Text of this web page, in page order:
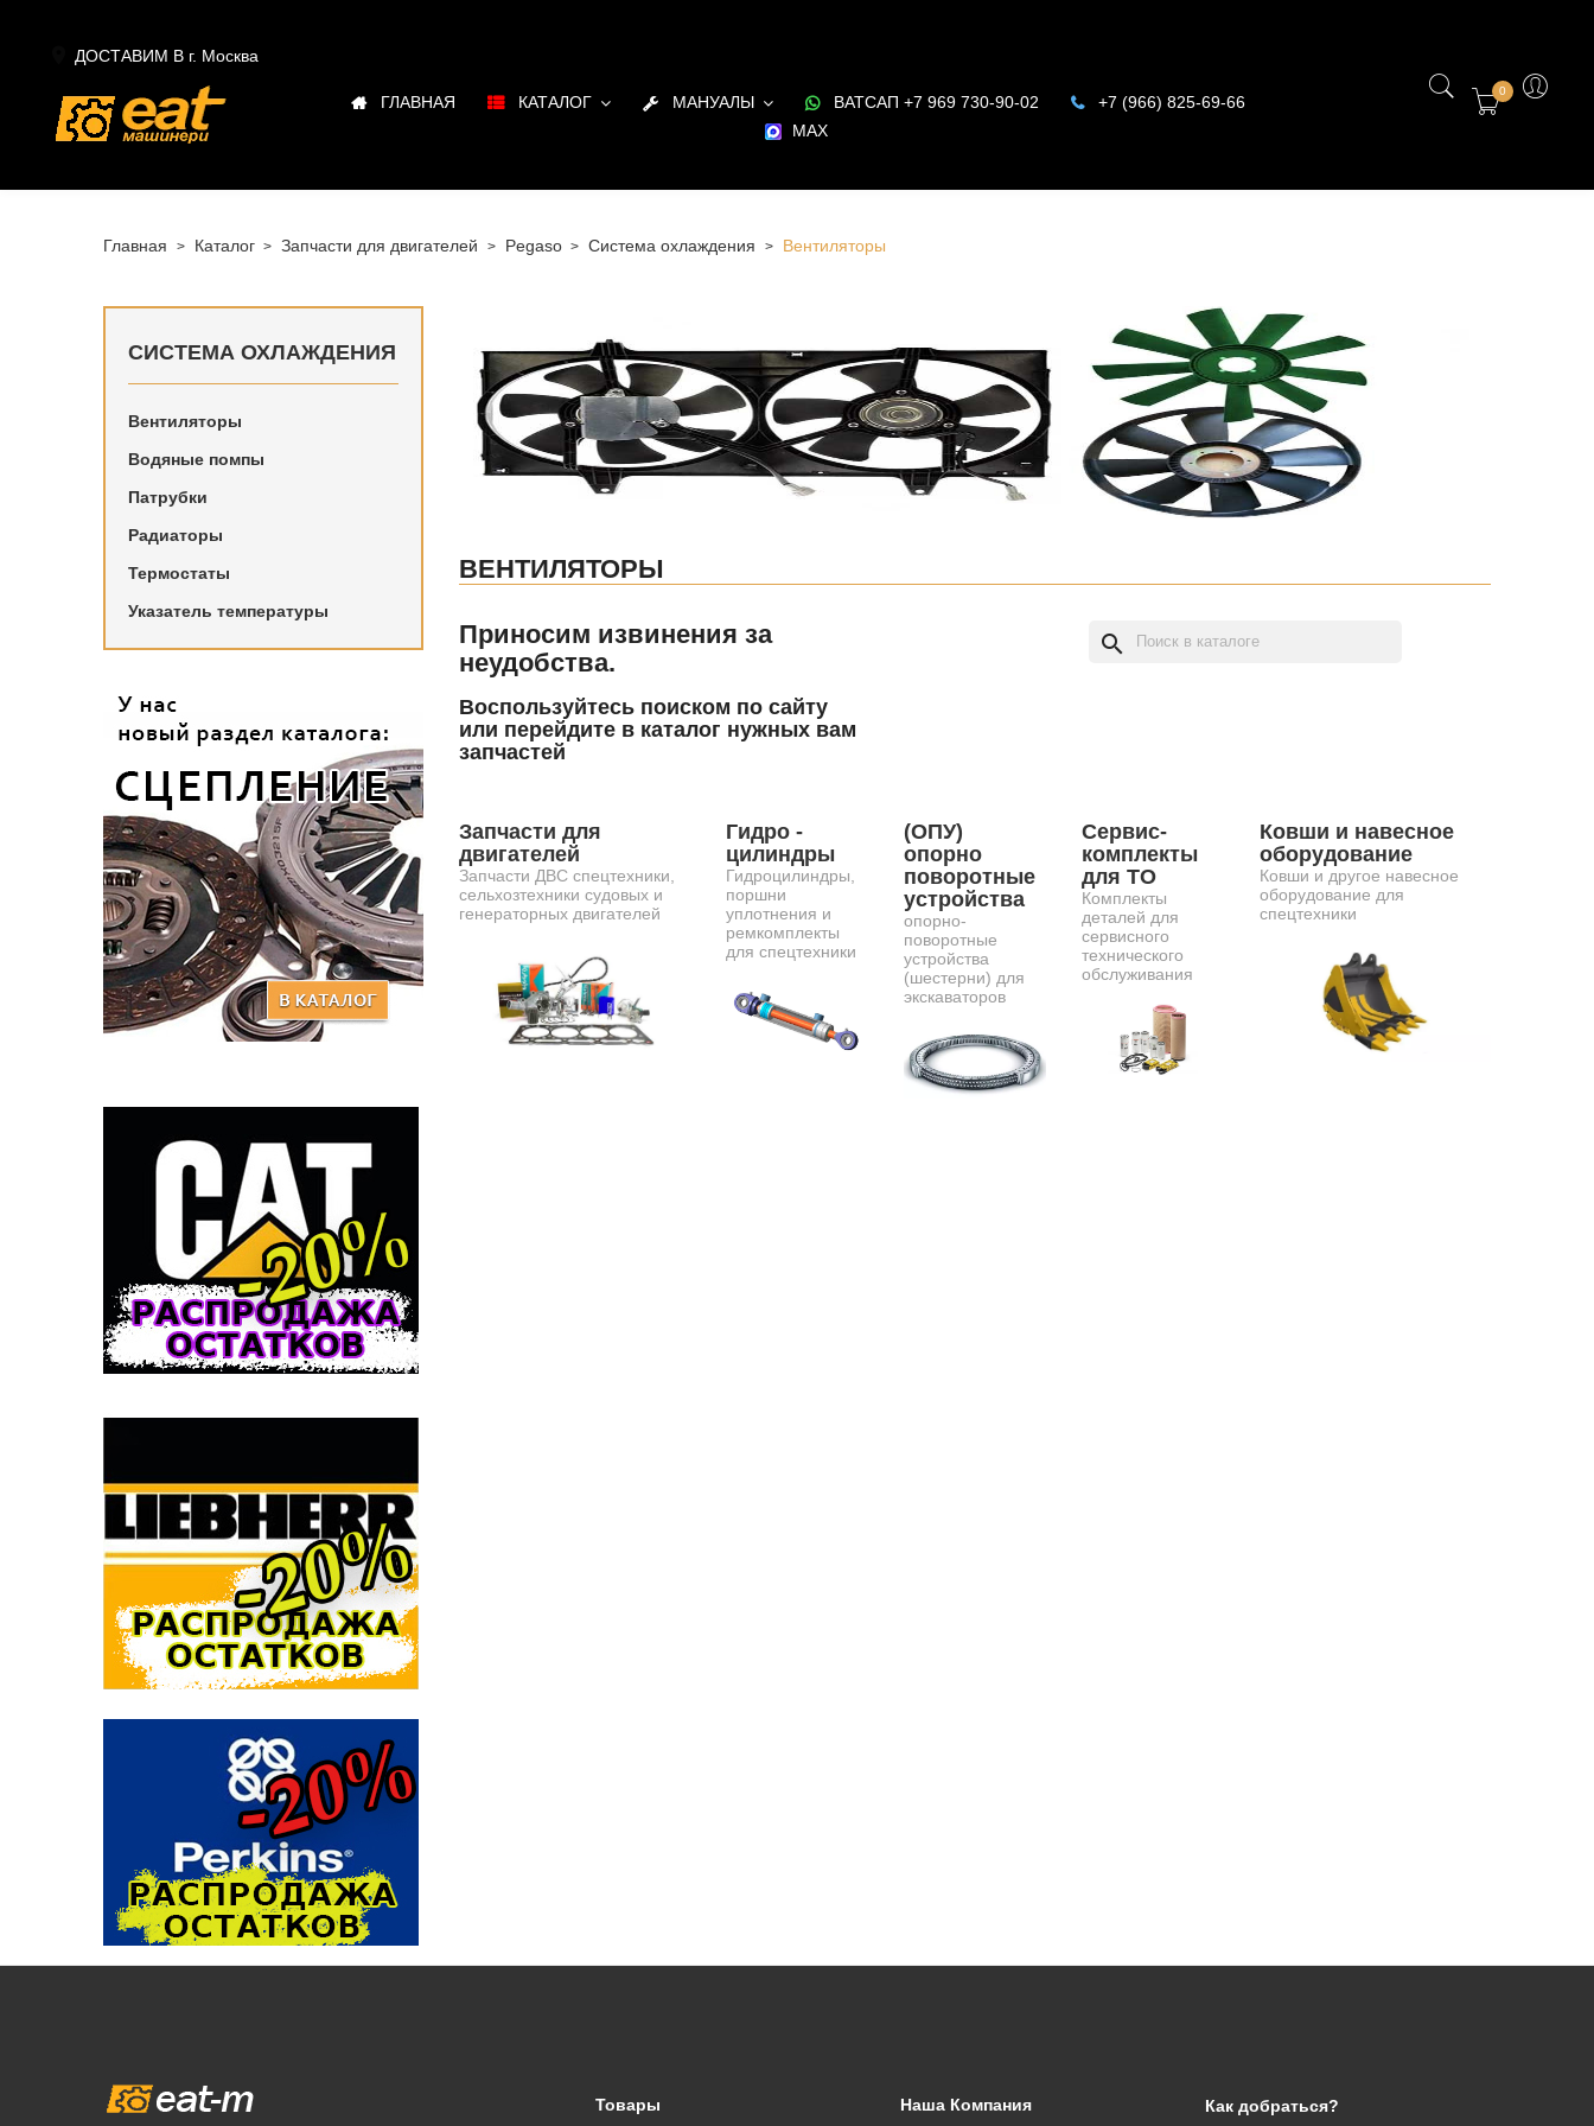
ДОСТАВИМ В г. Москва
ГЛАВНАЯ КАТАЛОГ МАНУАЛЫ ВАТСАП +7 969 730-90-02
+7 (966) 825-69-66
MAX
0
Главная Каталог Запчасти для двигателей Pegaso Система охлаждения Вентиляторы
СИСТЕМА ОХЛАЖДЕНИЯ
Вентиляторы
Водяные помпы
Патрубки
Радиаторы
Термостаты
Указатель температуры
Купить в Санкт-Петербурге Вентиляторы для двигателя Pegaso в
наличии и под заказ
ВЕНТИЛЯТОРЫ
Приносим извинения за
неудобства.
Воспользуйтесь поиском по сайту
или перейдите в каталог нужных вам
запчастей
search
Запчасти для
двигателей
Запчасти ДВС спецтехники,
сельхозтехники судовых и
генераторных двигателей
Гидро -
цилиндры
Гидроцилиндры,
поршни
уплотнения и
ремкомплекты
для спецтехники
(ОПУ)
опорно
поворотные
устройства
опорно-
поворотные
устройства
(шестерни) для
экскаваторов
Сервис-
комплекты
для ТО
Комплекты
деталей для
сервисного
технического
обслуживания
Ковши и навесное
оборудование
Ковши и другое навесное
оборудование для
спецтехники
Товары Наша Компания Как добраться?